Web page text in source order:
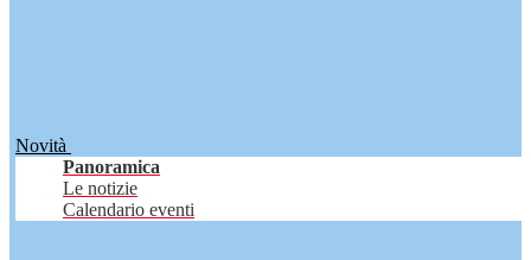
Novità
Panoramica
Le notizie
Calendario eventi